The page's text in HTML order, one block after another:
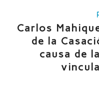
Carlos
de la
causa de